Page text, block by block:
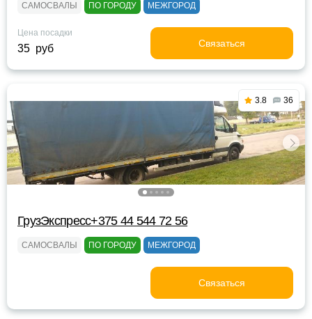
САМОСВАЛЫ ПО ГОРОДУ МЕЖГОРОД
Цена посадки
35 руб Связаться
3.8 36
ГрузЭкспресс+375 44 544 72 56
САМОСВАЛЫ ПО ГОРОДУ МЕЖГОРОД
Связаться